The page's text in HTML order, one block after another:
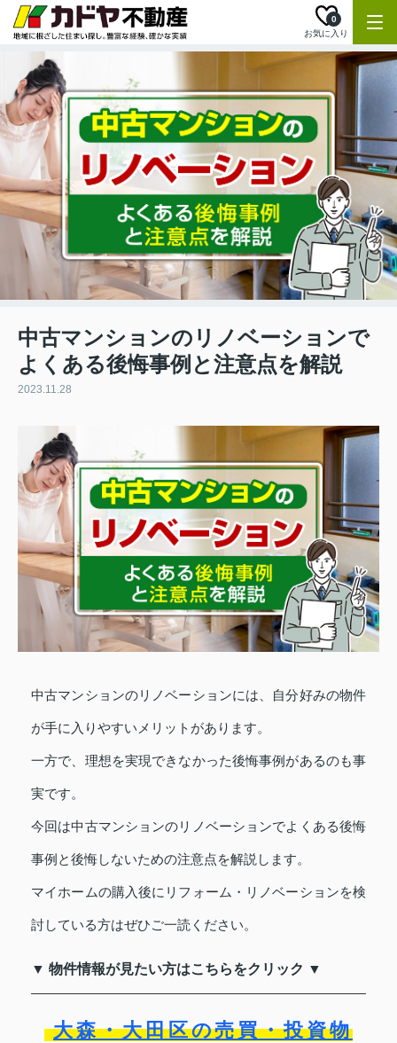
お気に入り
0
中古マンションのリノベーションで
よくある後悔事例と注意点を解説
2023.11.28
中古マンションのリノベーションには、自分好みの物件
が手に入りやすいメリットがあります。
一方で、理想を実現できなかった後悔事例があるのも事
実です。
今回は中古マンションのリノベーションでよくある後悔
事例と後悔しないための注意点を解説します。
マイホームの購入後にリフォーム・リノベーションを検
討している方はぜひご一読ください。
▼ 物件情報が見たい方はこちらをクリック ▼
大森・大田区の売買・投資物